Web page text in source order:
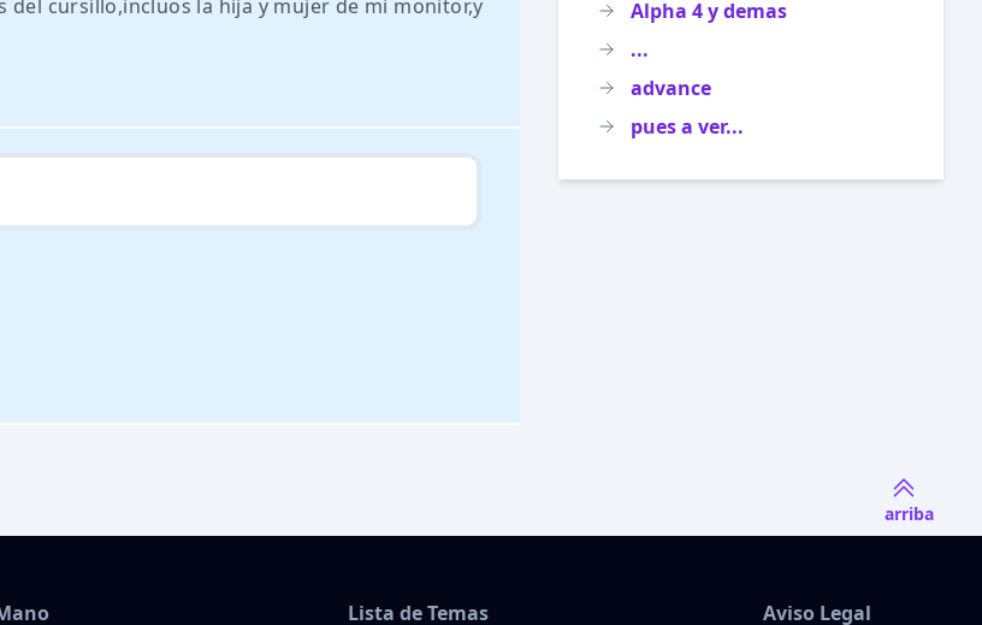
cursillo,incluos la hija y mujer de mi monitor,y
Alpha 4 y demas
...
advance
pues a ver...
arriba
Lista de Temas Aviso Legal